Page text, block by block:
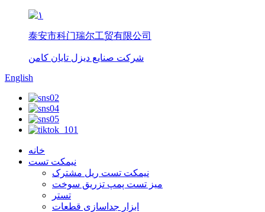
泰安市科门瑞尔工贸有限公司
شرکت صنایع دیزل تایان کامن
English
خانه
نیمکت تست
نیمکت تست ریل مشترک
میز تست پمپ تزریق سوخت
تستر
ابزار جداسازی قطعات